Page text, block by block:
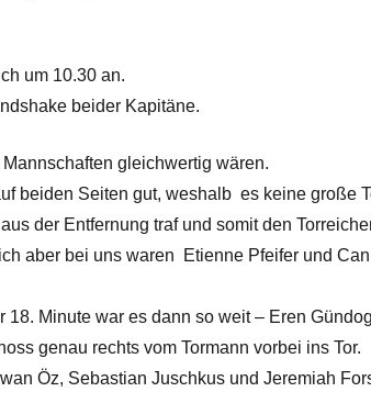
um 10.30 an.
beider Kapitäne.
gleichwertig wären.
beiden Seiten gut, weshalb es keine
der Entfernung traf und somit den
aber bei uns waren Etienne Pfeifer und
Minute war es dann so weit – Eren
genau rechts vom Tormann vorbei ins Tor.
Öz, Sebastian Juschkus und Jeremiah